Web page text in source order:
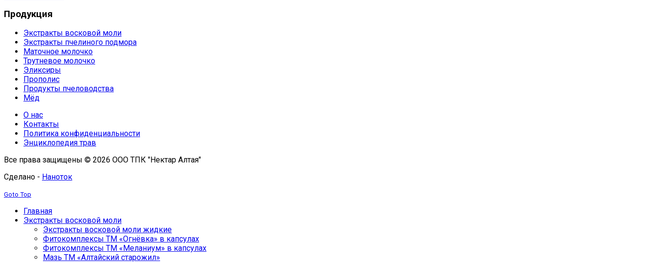
Продукция
Экстракты восковой моли
Экстракты пчелиного подмора
Маточное молочко
Трутневое молочко
Эликсиры
Прополис
Продукты пчеловодства
Мёд
О нас
Контакты
Политика конфиденциальности
Энциклопедия трав
Все права защищены © 2026 ООО ТПК "Нектар Алтая"
Сделано - Наноток
Goto Top
Главная
Экстракты восковой моли
Экстракты восковой моли жидкие
Фитокомплексы ТМ «Огнёвка» в капсулах
Фитокомплексы ТМ «Меланиум» в капсулах
Мазь ТМ «Алтайский старожил»